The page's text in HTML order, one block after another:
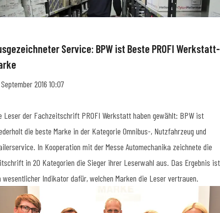
Service: BPW ist Beste PROFI Werkstatt-
September 2016 10:07
Leser der Fachzeitschrift PROFI Werkstatt haben gewählt: BPW ist
die beste Marke in der Kategorie Omnibus-, Nutzfahrzeug und
In Kooperation mit der Messe Automechanika zeichnete die
in 20 Kategorien die Sieger ihrer Leserwahl aus. Das Ergebnis ist
wesentlicher Indikator dafür, welchen Marken die Leser vertrauen.